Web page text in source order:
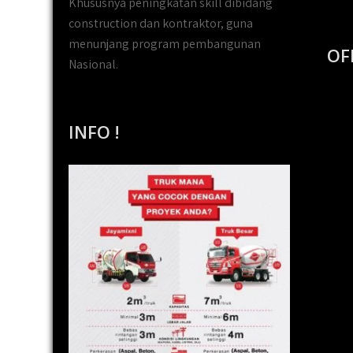
construction dan kontraktor, guna
menunjang program pembangunan
Nasional.
INFO !